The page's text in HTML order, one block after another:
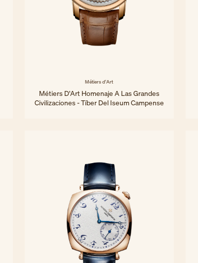
Métiers d'Art
Métiers D'Art Homenaje A Las Grandes
Civilizaciones - Tíber Del Iseum Campense